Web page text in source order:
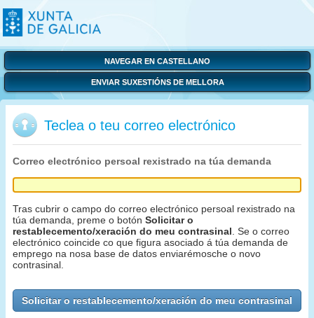
NAVEGAR EN CASTELLANO
ENVIAR SUXESTIÓNS DE MELLORA
Teclea o teu correo electrónico
Correo electrónico persoal rexistrado na túa demanda
Tras cubrir o campo do correo electrónico persoal rexistrado na
túa demanda, preme o botón Solicitar o
restablecemento/xeración do meu contrasinal . Se o correo
electrónico coincide co que figura asociado á túa demanda de
emprego na nosa base de datos enviarémosche o novo
contrasinal.